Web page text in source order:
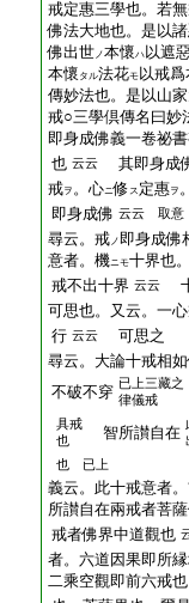
戒定惠三學也。若
佛法大地也。是以
佛出世ノ本懷ハ 以遮
本懷 タル法花モ 以戒
傳妙法也。是以山
戒○三學倶傳名曰妙
即身成佛義一卷祕
也 云云
其即身成
戒ヲ 。心ニ修 ス 定惠ヲ
即身成佛 云云 取意
尋云。戒ノ 即身成
意者。機ニモ十界也
戒不出十界 云云
可思也。又云。一
行 云云
可思之
尋云。大論十戒相
不破不穿 已上三藏之
律儀戒
具戒
也
智所讃自在
也 已上
義云。此十戒意者
所讃自在兩戒者菩
戒者佛界中道觀也
者。六道因果即所
二乘空觀即前六戒